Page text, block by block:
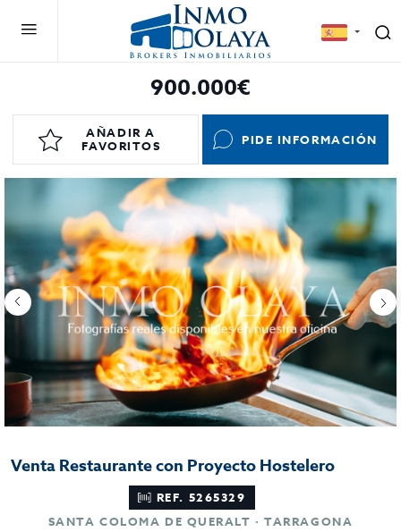
900.000€
AÑADIR A
FAVORITOS
PIDE INFORMACIÓN
Venta Restaurante con Proyecto Hostelero
REF. 5265329
SANTA COLOMA DE QUERALT · TARRAGONA